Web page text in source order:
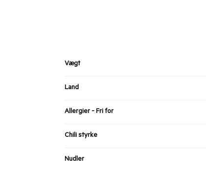
Vægt
Land
Allergier - Fri for
Chili styrke
Nudler